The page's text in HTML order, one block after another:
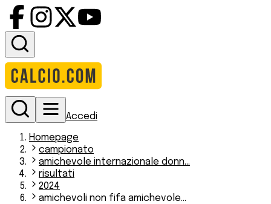
Accedi
Homepage
campionato
amichevole internazionale donn...
risultati
2024
amichevoli non fifa amichevole...